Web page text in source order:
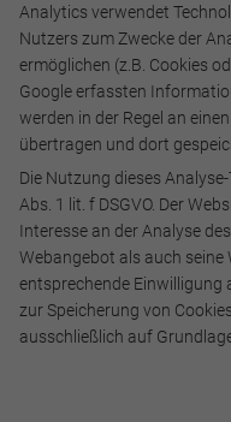
Analytics verwendet
Nutzers zum Zwecke der
ermöglichen (z.B. Cookies
Google erfassten
werden in der Regel an
übertragen und dort
Die Nutzung dieses
Abs. 1 lit. f DSGVO. Der
Interesse an der Analyse
Webangebot als auch seine
entsprechende Einwilligung
zur Speicherung von
ausschließlich auf